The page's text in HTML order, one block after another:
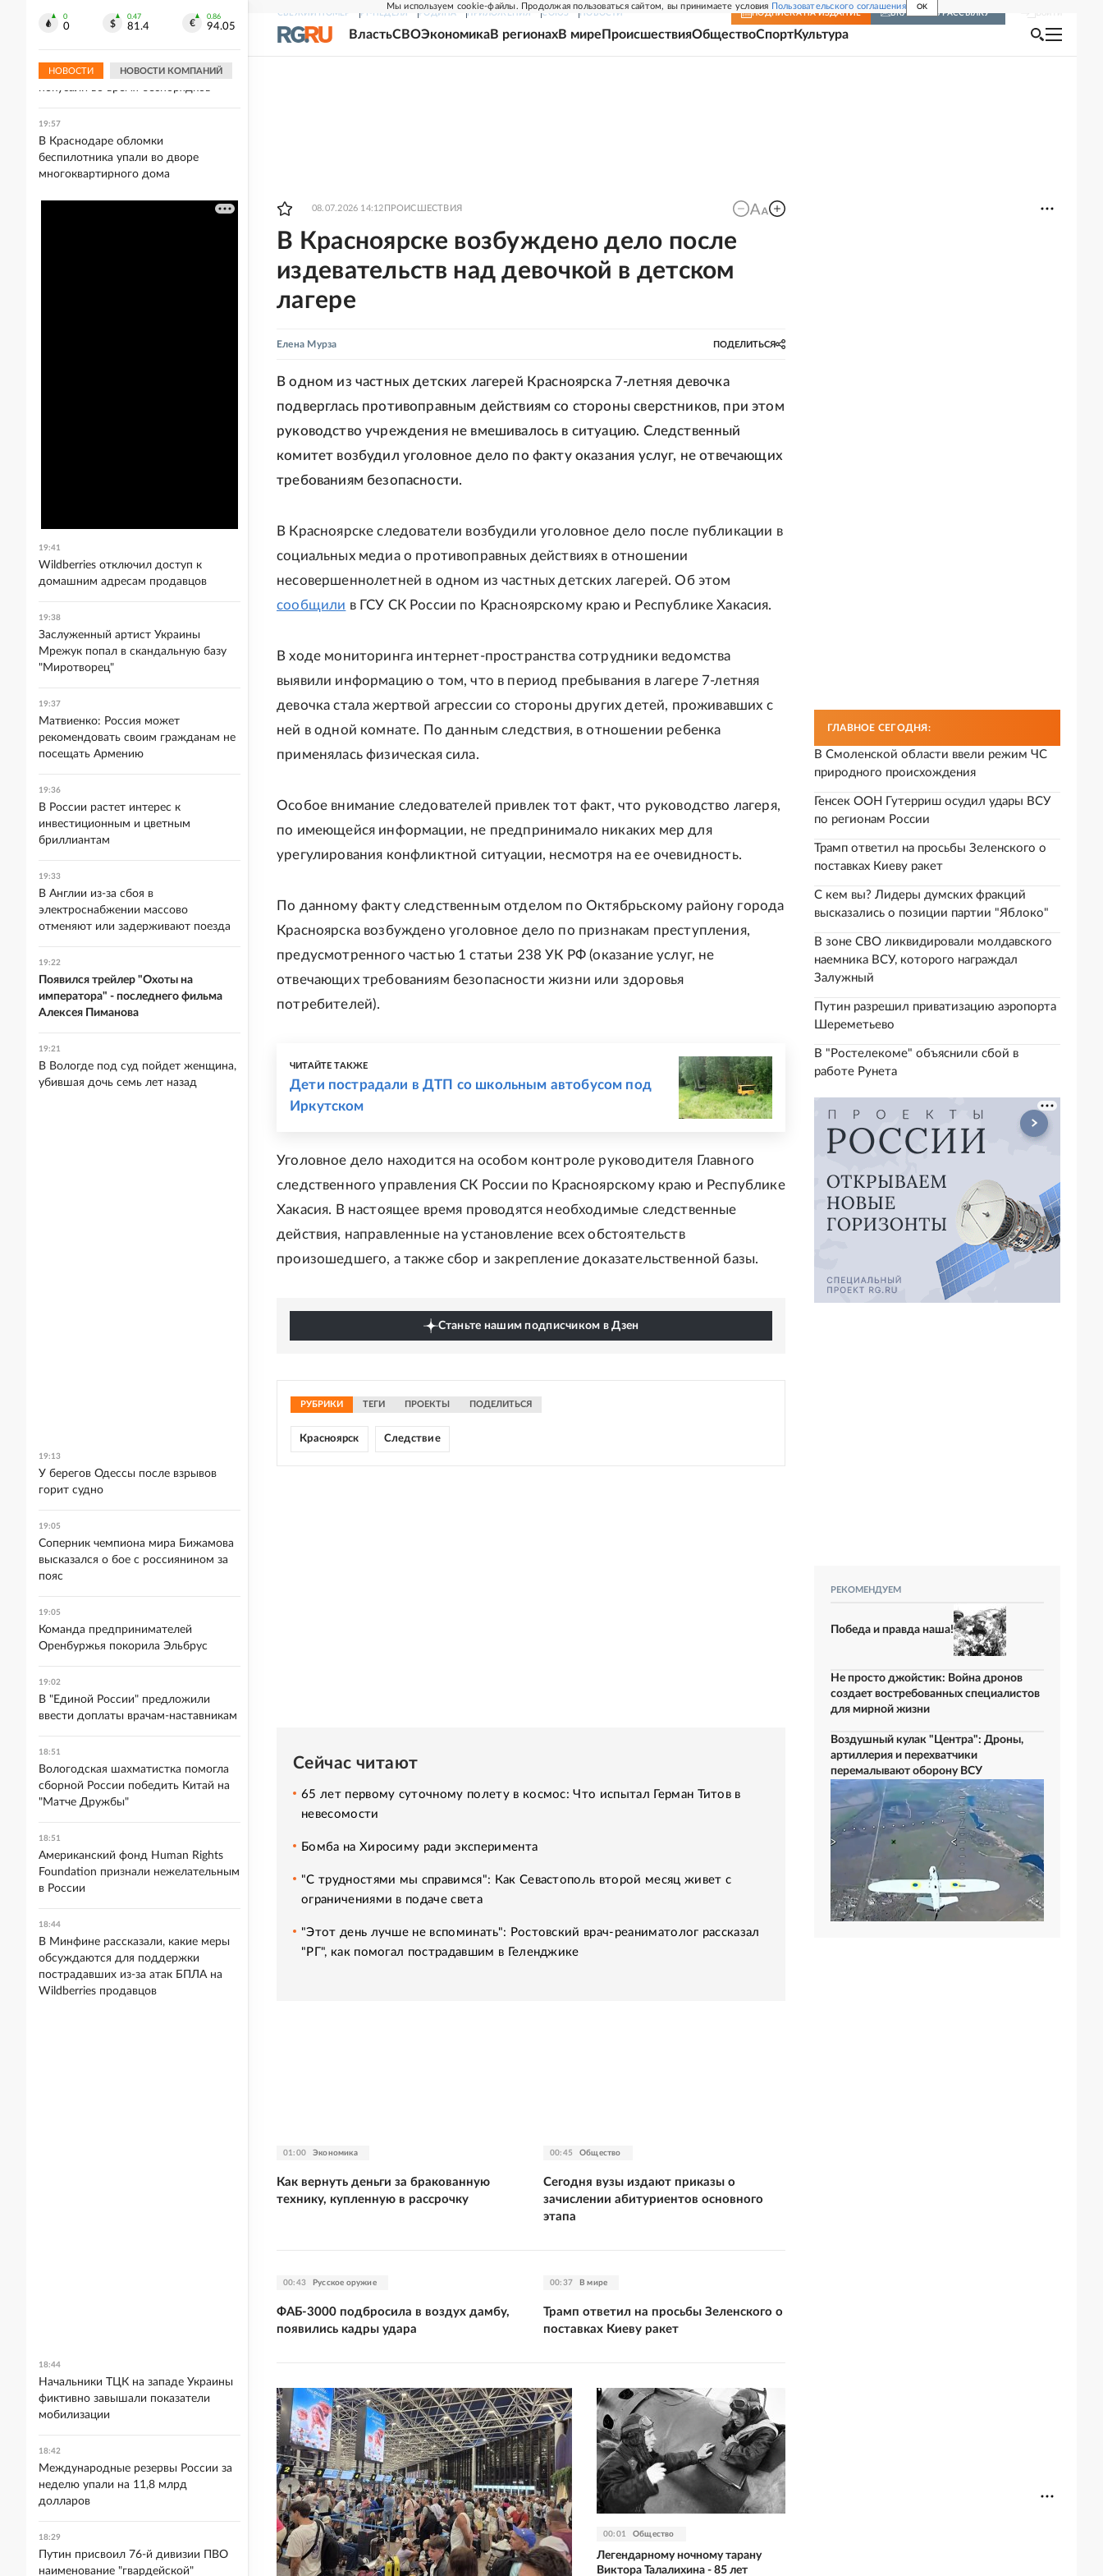
Мы используем cookie-файлы. Продолжая пользоваться сайтом, вы принимаете условия Пользовательского соглашения OK
СВЕЖИЙ НОМЕР РГ-НЕДЕЛЯ РОДИНА ПРИЛОЖЕНИЯ СОЮЗ НОВОСТИ ПОДПИСКА НА ИЗДАНИЕ ВКЛЮЧИТЬ РАССЫЛКУ
ВластьСВОЭкономикаВ регионахВ мире ПроисшествияОбществоСпортКультура
08.07.2026 14:12 ПРОИСШЕСТВИЯ
В Красноярске возбуждено дело после
издевательств над девочкой в детском
лагере
Елена Мурза ПОДЕЛИТЬСЯ
В одном из частных детских лагерей Красноярска 7-летняя девочка
подверглась противоправным действиям со стороны сверстников, при этом
руководство учреждения не вмешивалось в ситуацию. Следственный
комитет возбудил уголовное дело по факту оказания услуг, не отвечающих
требованиям безопасности.
В Красноярске следователи возбудили уголовное дело после публикации в
социальных медиа о противоправных действиях в отношении
несовершеннолетней в одном из частных детских лагерей. Об этом
сообщили в ГСУ СК России по Красноярскому краю и Республике Хакасия.
В ходе мониторинга интернет-пространства сотрудники ведомства
выявили информацию о том, что в период пребывания в лагере 7-летняя
девочка стала жертвой агрессии со стороны других детей, проживавших с
ней в одной комнате. По данным следствия, в отношении ребенка
применялась физическая сила.
Особое внимание следователей привлек тот факт, что руководство лагеря,
по имеющейся информации, не предпринимало никаких мер для
урегулирования конфликтной ситуации, несмотря на ее очевидность.
По данному факту следственным отделом по Октябрьскому району города
Красноярска возбуждено уголовное дело по признакам преступления,
предусмотренного частью 1 статьи 238 УК РФ (оказание услуг, не
отвечающих требованиям безопасности жизни или здоровья
потребителей).
ЧИТАЙТЕ ТАКЖЕ
Дети пострадали в ДТП со школьным автобусом под
Иркутском
Уголовное дело находится на особом контроле руководителя Главного
следственного управления СК России по Красноярскому краю и Республике
Хакасия. В настоящее время проводятся необходимые следственные
действия, направленные на установление всех обстоятельств
произошедшего, а также сбор и закрепление доказательственной базы.
Станьте нашим подписчиком в Дзен
РУБРИКИ ТЕГИ ПРОЕКТЫ ПОДЕЛИТЬСЯ
Красноярск Следствие
Сейчас читают
65 лет первому суточному полету в космос: Что испытал Герман Титов в
невесомости
Бомба на Хиросиму ради эксперимента
"С трудностями мы справимся": Как Севастополь второй месяц живет с
ограничениями в подаче света
"Этот день лучше не вспоминать": Ростовский врач-реаниматолог рассказал
"РГ", как помогал пострадавшим в Геленджике
01:00 Экономика
Как вернуть деньги за бракованную
технику, купленную в рассрочку
00:45 Общество
Сегодня вузы издают приказы о
зачислении абитуриентов основного
этапа
00:43 Русское оружие
ФАБ-3000 подбросила в воздух дамбу,
появились кадры удара
00:37 В мире
Трамп ответил на просьбы Зеленского о
поставках Киеву ракет
00:01 Общество
Легендарному ночному тарану
Виктора Талалихина - 85 лет
ГЛАВНОЕ СЕГОДНЯ:
В Смоленской области ввели режим ЧС
природного происхождения
Генсек ООН Гутерриш осудил удары ВСУ
по регионам России
Трамп ответил на просьбы Зеленского о
поставках Киеву ракет
С кем вы? Лидеры думских фракций
высказались о позиции партии "Яблоко"
В зоне СВО ликвидировали молдавского
наемника ВСУ, которого награждал
Залужный
Путин разрешил приватизацию аэропорта
Шереметьево
В "Ростелекоме" объяснили сбой в
работе Рунета
РЕКОМЕНДУЕМ
Победа и правда наша!
Не просто джойстик: Война дронов
создает востребованных специалистов
для мирной жизни
Воздушный кулак "Центра": Дроны,
артиллерия и перехватчики
перемалывают оборону ВСУ
0
0
0.47
81.4
0.86
94.05
НОВОСТИ НОВОСТИ КОМПАНИЙ
полигона
В Британии женщину-полицейского
покусали во время беспорядков
19:57
В Краснодаре обломки
беспилотника упали во дворе
многоквартирного дома
19:41
Wildberries отключил доступ к
домашним адресам продавцов
19:38
Заслуженный артист Украины
Мрежук попал в скандальную базу
"Миротворец"
19:37
Матвиенко: Россия может
рекомендовать своим гражданам не
посещать Армению
19:36
В России растет интерес к
инвестиционным и цветным
бриллиантам
19:33
В Англии из-за сбоя в
электроснабжении массово
отменяют или задерживают поезда
19:22
Появился трейлер "Охоты на
императора" - последнего фильма
Алексея Пиманова
19:21
В Вологде под суд пойдет женщина,
убившая дочь семь лет назад
19:13
У берегов Одессы после взрывов
горит судно
19:05
Соперник чемпиона мира Бижамова
высказался о бое с россиянином за
пояс
19:05
Команда предпринимателей
Оренбуржья покорила Эльбрус
19:02
В "Единой России" предложили
ввести доплаты врачам-наставникам
18:51
Вологодская шахматистка помогла
сборной России победить Китай на
"Матче Дружбы"
18:51
Американский фонд Human Rights
Foundation признали нежелательным
в России
18:44
В Минфине рассказали, какие меры
обсуждаются для поддержки
пострадавших из-за атак БПЛА на
Wildberries продавцов
18:44
Начальники ТЦК на западе Украины
фиктивно завышали показатели
мобилизации
18:42
Международные резервы России за
неделю упали на 11,8 млрд
долларов
18:29
Путин присвоил 76-й дивизии ПВО
наименование "гвардейской"